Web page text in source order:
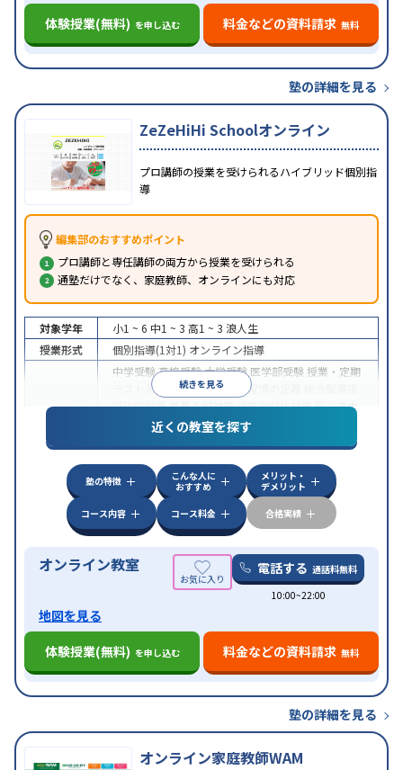
体験授業(無料) を申し込む 料金などの資料請求 無料
塾の詳細を見る
ZeZeHiHi Schoolオンライン
プロ講師の授業を受けられるハイブリッド個別指
導
編集部のおすすめポイント
プロ講師と専任講師の両方から授業を受けられる
通塾だけでなく、家庭教師、オンラインにも対応
続きを見る
対象学年 小1 ~ 6 中1 ~ 3 高1 ~ 3 浪人生
授業形式
個別指導(1対1) オンライン指導
中学受験高校受験大学受験 医学部受験 授業・定期
テスト対策
内申点対策 学習習慣の定着
(旧AO)対策推薦入試対策学校別特化対策国公立大
私大対策共通テスト対策
英語・英会話特化
特徴
中高一貫校生に対応授業の振替可能 不登校生に対
オンライン対応 1科目から受講可能季節講習の
みの受講可
自習室あり
近くの教室を探す
塾の特徴
こんな人に
おすすめ
メリット・
デメリット
コース内容
コース料金 合格実績
オンライン教室 電話する 通話料無料
10:00~22:00
地図を見る
体験授業(無料) を申し込む 料金などの資料請求 無料
塾の詳細を見る
オンライン家庭教師WAM